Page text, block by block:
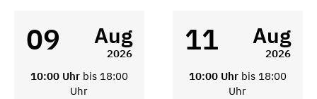
09 Aug
2026
10:00 Uhr bis 18:00
Uhr
11 Aug
2026
10:00 Uhr bis 18:00
Uhr